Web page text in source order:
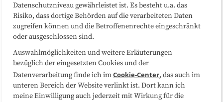
Datenschutzniveau gewährleistet ist. Es besteht u.a. das
Risiko, dass dortige Behörden auf die verarbeiteten Daten
zugreifen können und die Betroffenenrechte eingeschränkt
oder ausgeschlossen sind.
Auswahlmöglichkeiten und weitere Erläuterungen
bezüglich der eingesetzten Cookies und der
Datenverarbeitung finde ich imCookie-Center, das auch im
unteren Bereich der Website verlinkt ist. Dort kann ich
meine Einwilligung auch jederzeit mit Wirkung für die